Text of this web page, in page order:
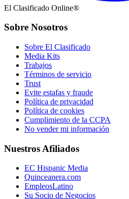
El Clasificado Online®
Sobre Nosotros
Sobre El Clasificado
Media Kits
Trabajos
Términos de servicio
Trust
Evite estafas y fraude
Política de privacidad
Política de cookies
Cumplimiento de la CCPA
No vender mi información
Nuestros Afiliados
EC Hispanic Media
Quinceanera.com
EmpleosLatino
Su Socio de Negocios